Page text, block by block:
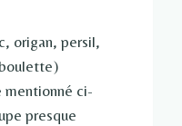
origan, persil,
mentionné ci-
presque